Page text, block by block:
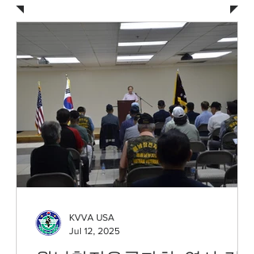
KVVA USA
Jul 12, 2025